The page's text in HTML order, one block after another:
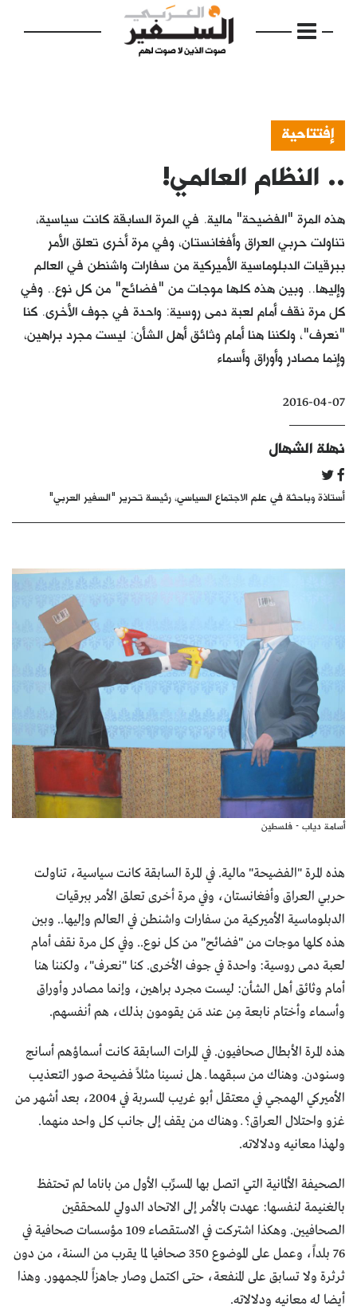
الرئيسية
إفتتاحية
فكرة
دفاتر
بالصورة
الأرشيف
إفتتاحية
.. النظام العالمي!
هذه المرة "الفضيحة" مالية. في المرة السابقة كانت سياسية،
تناولت حربي العراق وأفغانستان، وفي مرة أخرى تعلق الأمر
ببرقيات الدبلوماسية الأميركية من سفارات واشنطن في العالم
وإليها.. وبين هذه كلها موجات من "فضائح" من كل نوع.. وفي
كل مرة نقف أمام لعبة دمى روسية: واحدة في جوف الأخرى. كنا
"نعرف"، ولكننا هنا أمام وثائق أهل الشأن: ليست مجرد براهين،
وإنما مصادر وأوراق وأسماء
2016-04-07
نهلة الشهال
أستاذة وباحثة في علم الاجتماع السياسي، رئيسة تحرير "السفير العربي"
أسامة دياب - فلسطين
هذه المرة "الفضيحة" مالية. في المرة السابقة كانت سياسية، تناولت
حربي العراق وأفغانستان، وفي مرة أخرى تعلق الأمر ببرقيات
الدبلوماسية الأميركية من سفارات واشنطن في العالم وإليها.. وبين
هذه كلها موجات من "فضائح" من كل نوع.. وفي كل مرة نقف أمام
لعبة دمى روسية: واحدة في جوف الأخرى. كنا "نعرف"، ولكننا هنا
أمام وثائق أهل الشأن: ليست مجرد براهين، وإنما مصادر وأوراق
وأسماء وأختام نابعة مِن عند مَن يقومون بذلك، هم أنفسهم.
هذه المرة الأبطال صحافيون. في المرات السابقة كانت أسماؤهم أسانج
وسنودن. وهناك من سبقهما ــ هل نسينا مثلاً فضيحة صور التعذيب
الأميركي الهمجي في معتقل أبو غريب المسربة في 2004، بعد أشهر من
غزو واحتلال العراق؟ ــ وهناك من يقف إلى جانب كل واحد منهما.
ولهذا معانيه ودلالاته.
الصحيفة الألمانية التي اتصل بها المسرِّب الأول من باناما لم تحتفظ
بالغنيمة لنفسها: عهدت بالأمر إلى الاتحاد الدولي للمحققين
الصحافيين. وهكذا اشتركت في الاستقصاء 109 مؤسسات صحافية في
76 بلداً، وعمل على الموضوع 350 صحافيا لما يقرب من السنة، من دون
ثرثرة ولا تسابق على المنفعة، حتى اكتمل وصار جاهزاً للجمهور. وهذا
أيضا له معانيه ودلالاته.